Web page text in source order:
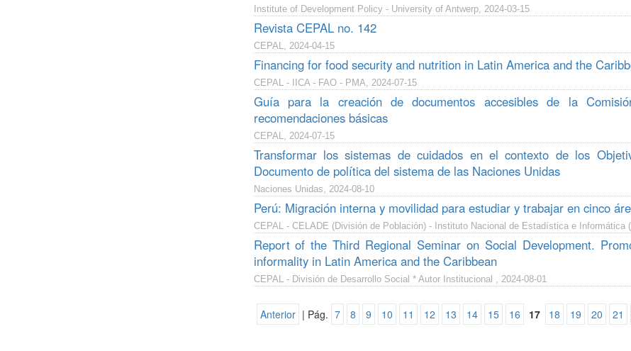
Institute of Development Policy - University of Antwerp, 2024-03-15
Revista CEPAL no. 142
CEPAL, 2024-04-15
Financing for food security and nutrition in Latin America and the
CEPAL - IICA - FAO - PMA, 2024-07-15
Guía para la creación de documentos accesibles de la
recomendaciones básicas
CEPAL, 2024-07-15
Transformar los sistemas de cuidados en el contexto de los
Documento de política del sistema de las Naciones Unidas
Naciones Unidas, 2024-08-10
Perú: Migración interna y movilidad para estudiar y trabajar en cinco
CEPAL - CELADE (División de Población) - Instituto Nacional de Estadística e Informática
Report of the Third Regional Seminar on Social Development.
informality in Latin America and the Caribbean
CEPAL - División de Desarrollo Social * Autor Institucional , 2024-08-01
Anterior | Pág. 7 8 9 10 11 12 13 14 15 16 17 18 19 20 21